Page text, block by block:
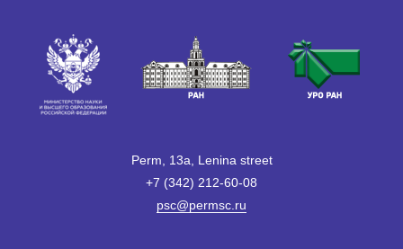
Perm, 13a, Lenina street
+7 (342) 212-60-08
psc@permsc.ru